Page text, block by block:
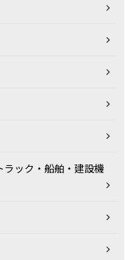
ック・船舶・建設機